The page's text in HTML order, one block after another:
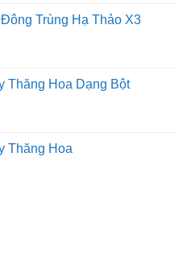
Trùng Hạ Thảo X3
Thăng Hoa Dạng Bột
Thăng Hoa